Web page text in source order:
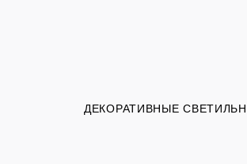
ДЕКОРАТИВНЫЕ